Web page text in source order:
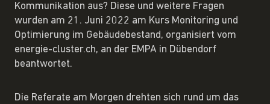
Kommunikation aus? Diese und weitere Fragen
wurden am 21. Juni 2022 am Kurs Monitoring und
Optimierung im Gebäudebestand, organisiert vom
energie-cluster.ch, an der EMPA in Dübendorf
beantwortet.
Die Referate am Morgen drehten sich rund um das